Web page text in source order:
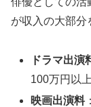
が収入の大部分
ドラマ出演
100万円以上
映画出演料